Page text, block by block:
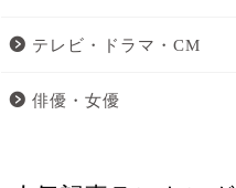
テレビ・ドラマ・CM
俳優・女優